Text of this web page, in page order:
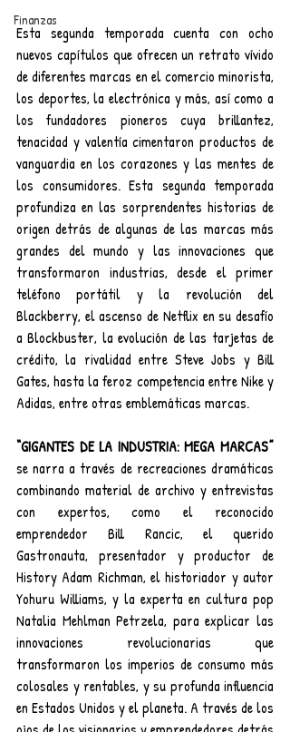
Finanzas
Esta segunda temporada cuenta con ocho
nuevos capítulos que ofrecen un retrato vívido
de diferentes marcas en el comercio minorista,
los deportes, la electrónica y más, así como a
los fundadores pioneros cuya brillantez,
tenacidad y valentía cimentaron productos de
vanguardia en los corazones y las mentes de
los consumidores. Esta segunda temporada
profundiza en las sorprendentes historias de
origen detrás de algunas de las marcas más
grandes del mundo y las innovaciones que
transformaron industrias, desde el primer
teléfono portátil y la revolución del
Blackberry, el ascenso de Netflix en su desafío
a Blockbuster, la evolución de las tarjetas de
crédito, la rivalidad entre Steve Jobs y Bill
Gates, hasta la feroz competencia entre Nike y
Adidas, entre otras emblemáticas marcas.
se narra a través de recreaciones dramáticas
combinando material de archivo y entrevistas
con expertos, como el reconocido
emprendedor Bill Rancic, el querido
Gastronauta, presentador y productor de
History Adam Richman, el historiador y autor
Yohuru Williams, y la experta en cultura pop
Natalia Mehlman Petrzela, para explicar las
innovaciones revolucionarias que
transformaron los imperios de consumo más
colosales y rentables, y su profunda influencia
en Estados Unidos y el planeta. A través de los